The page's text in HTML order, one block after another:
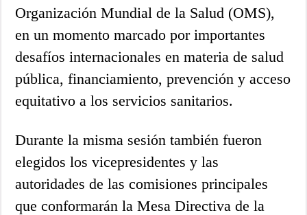
Organización Mundial de la Salud (OMS),
en un momento marcado por importantes
desafíos internacionales en materia de salud
pública, financiamiento, prevención y acceso
equitativo a los servicios sanitarios.
Durante la misma sesión también fueron
elegidos los vicepresidentes y las
autoridades de las comisiones principales
que conformarán la Mesa Directiva de la